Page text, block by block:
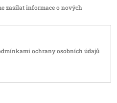
zasílat informace o nových
ochrany osobních údajů